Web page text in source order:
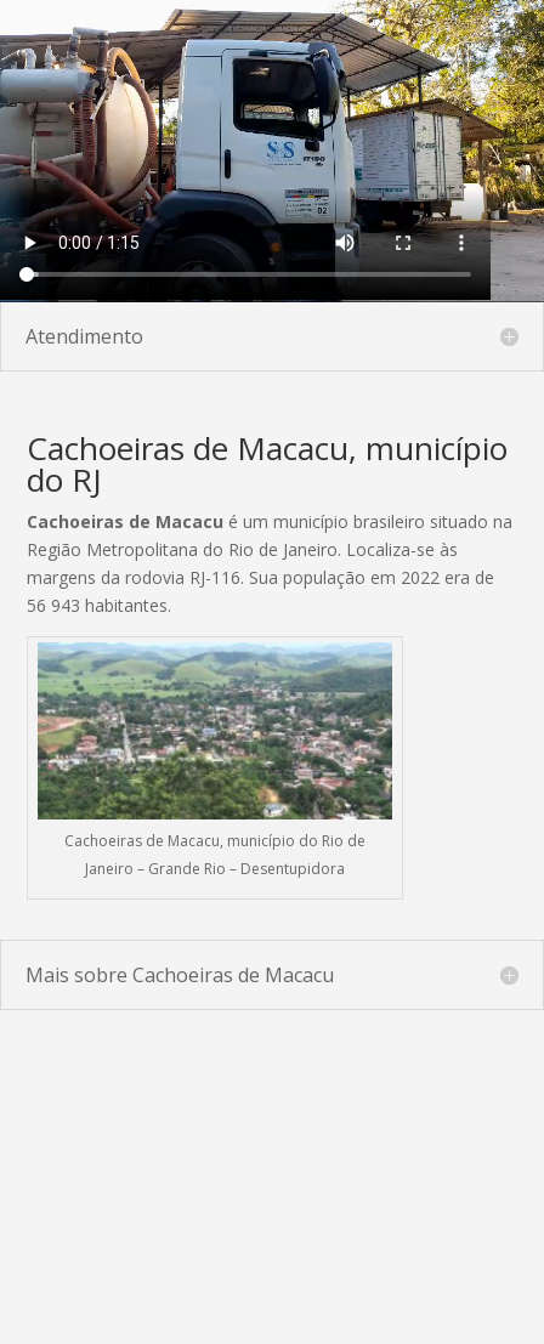
Atendimento
Cachoeiras de Macacu, município
do RJ
Cachoeiras de Macacu é um município brasileiro situado na
Região Metropolitana do Rio de Janeiro. Localiza-se às
margens da rodovia RJ-116. Sua população em 2022 era de
56 943 habitantes.
Cachoeiras de Macacu, município do Rio de
Janeiro – Grande Rio – Desentupidora
Mais sobre Cachoeiras de Macacu